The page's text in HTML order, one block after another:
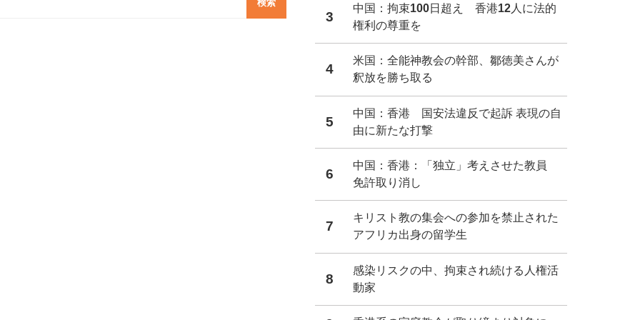
3
中国：拘束100日超え 香港12人に法的
権利の尊重を
4
米国：全能神教会の幹部、鄒徳美さんが
釈放を勝ち取る
5
中国：香港 国安法違反で起訴 表現の自
由に新たな打撃
6
中国：香港：「独立」考えさせた教員
免許取り消し
7
キリスト教の集会への参加を禁止された
アフリカ出身の留学生
8
感染リスクの中、拘束され続ける人権活
動家